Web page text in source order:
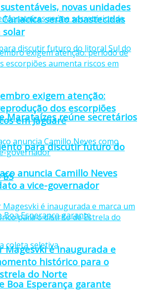
Marataízes reúne secretários
para discutir futuro do
Boa Esperança garante
novas unidades
serão abastecidas
solar
exigem atenção:
dos escorpiões
em Jaguaré
anuncia Camillo Neves
a vice-governador
Magesvki é inaugurada e
histórico para o
do Norte